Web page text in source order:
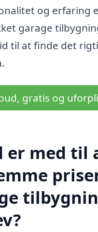
og erfaring
garage
til at finde det
gratis og
er med til